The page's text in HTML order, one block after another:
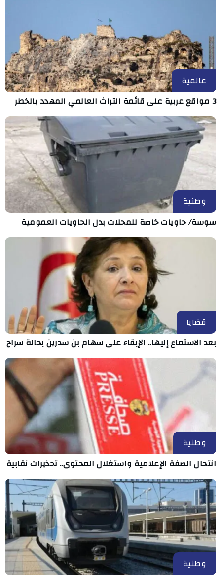
عالمية
3 مواقع عربية على قائمة التراث العالمي المهدد بالخطر
وطنية
سوسة/ حاويات خاصة للمحلات بدل الحاويات العمومية
قضايا
بعد الاستماع إليها.. الإبقاء على سهام بن سدرين بحالة سراح
وطنية
انتحال الصفة الإعلامية واستغلال المحتوى.. تحذيرات نقابية
وطنية